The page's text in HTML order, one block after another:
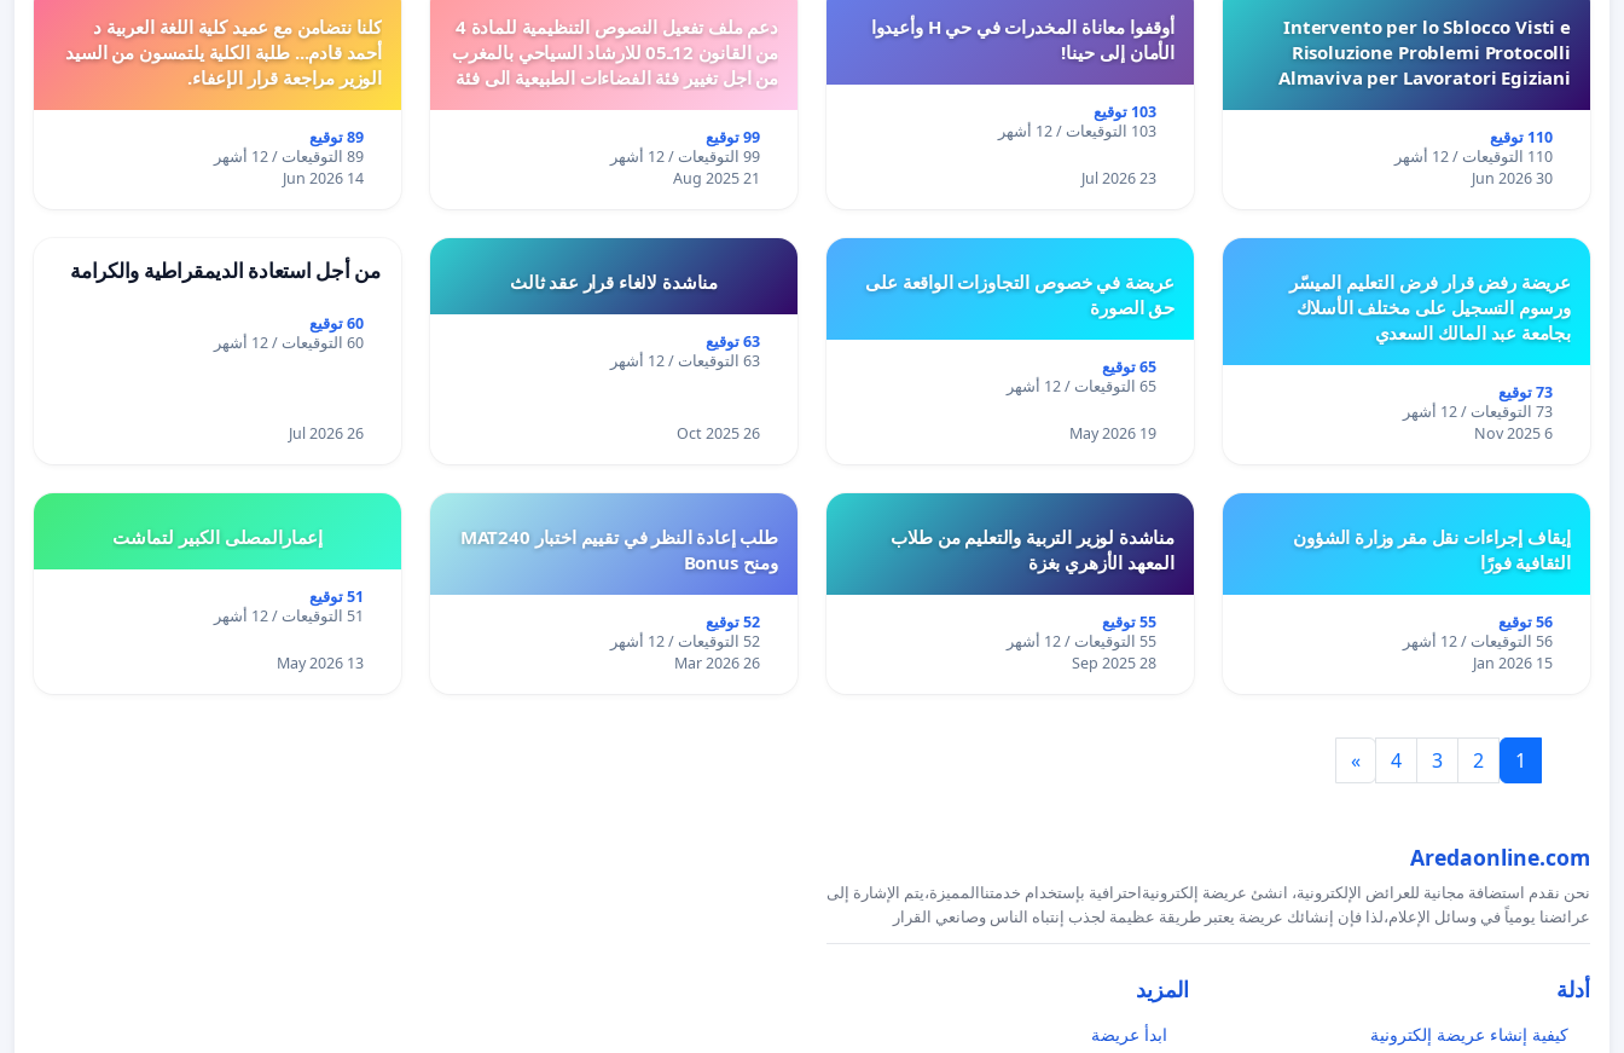
Intervento per lo Sblocco Visti e
Risoluzione Problemi Protocolli
Almaviva per Lavoratori Egiziani
110 توقيع
110 التوقيعات / 12 أشهر
30 Jun 2026
أوقفوا معاناة المخدرات في حي H وأعيدوا
الأمان إلى حينا!
103 توقيع
103 التوقيعات / 12 أشهر
23 Jul 2026
دعم ملف تفعيل النصوص التنظيمية للمادة 4
من القانون 12ـ05 للارشاد السياحي بالمغرب
من اجل تغيير فئة الفضاءات الطبيعية الى فئة
99 توقيع
99 التوقيعات / 12 أشهر
21 Aug 2025
كلنا نتضامن مع عميد كلية اللغة العربية د
أحمد قادم... طلبة الكلية يلتمسون من السيد
الوزير مراجعة قرار الإعفاء.
89 توقيع
89 التوقيعات / 12 أشهر
14 Jun 2026
عريضة رفض قرار فرض التعليم الميسّر
ورسوم التسجيل على مختلف الأسلاك
بجامعة عبد المالك السعدي
73 توقيع
73 التوقيعات / 12 أشهر
6 Nov 2025
عريضة في خصوص التجاوزات الواقعة على
حق الصورة
65 توقيع
65 التوقيعات / 12 أشهر
19 May 2026
مناشدة لالغاء قرار عقد ثالث
63 توقيع
63 التوقيعات / 12 أشهر
26 Oct 2025
من أجل استعادة الديمقراطية والكرامة
60 توقيع
60 التوقيعات / 12 أشهر
26 Jul 2026
إيقاف إجراءات نقل مقر وزارة الشؤون
الثقافية فورًا
56 توقيع
56 التوقيعات / 12 أشهر
15 Jan 2026
مناشدة لوزير التربية والتعليم من طلاب
المعهد الأزهري بغزة
55 توقيع
55 التوقيعات / 12 أشهر
28 Sep 2025
طلب إعادة النظر في تقييم اختبار MAT240
ومنح Bonus
52 توقيع
52 التوقيعات / 12 أشهر
26 Mar 2026
إعمارالمصلى الكبير لتماشت
51 توقيع
51 التوقيعات / 12 أشهر
13 May 2026
1
2
3
4
»
Aredaonline.com
نحن نقدم استضافة مجانية للعرائض الإلكترونية، انشئ عريضة إلكترونيةاحترافية بإستخدام خدمتناالمميزة،يتم الإشارة إلى
عرائضنا يومياً في وسائل الإعلام،لذا فإن إنشائك عريضة يعتبر طريقة عظيمة لجذب إنتباه الناس وصانعي القرار
أدلة
كيفية إنشاء عريضة إلكترونية
المزيد
ابدأ عريضة